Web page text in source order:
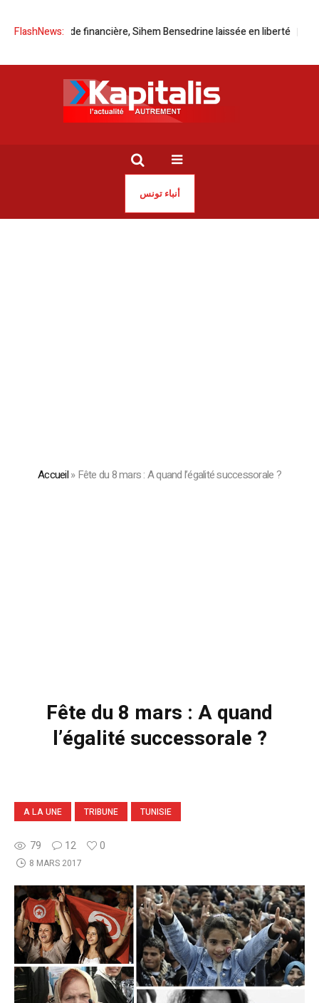
FlashNews:
la brigade financière, Sihem Bensedrine laissée en liberté Ligne
أنباء تونس
Accueil»Fête du 8 mars : A quand l’égalité successorale ?
Fête du 8 mars : A quand
l’égalité successorale ?
A LA UNE TRIBUNE TUNISIE
79 12 0
8 MARS 2017